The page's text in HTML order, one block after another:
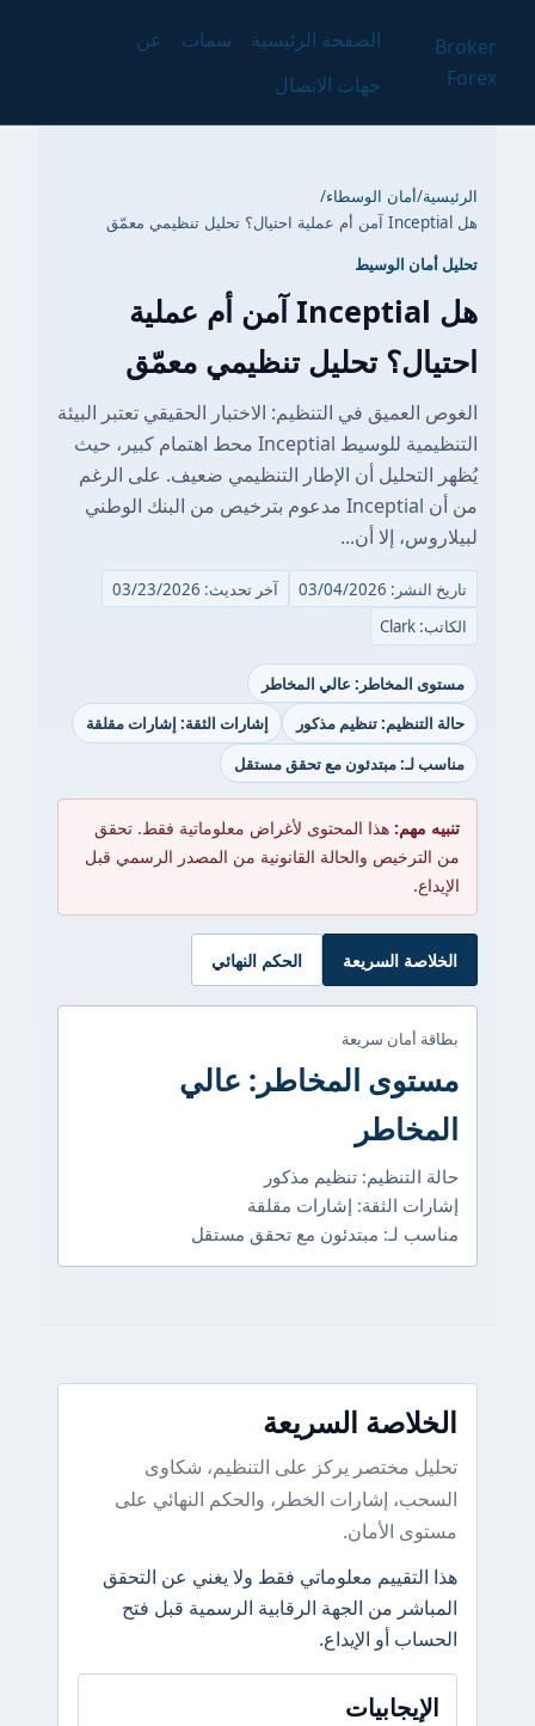
Broker
Forex
الصفحة الرئيسية سمات
عن
جهات الاتصال
الرئيسية/أمان الوسطاء/
هل Inceptial آمن أم عملية احتيال؟ تحليل تنظيمي معمّق
تحليل أمان الوسيط
هل Inceptial آمن أم عملية
احتيال؟ تحليل تنظيمي معمّق
الغوص العميق في التنظيم: الاختبار الحقيقي تعتبر البيئة
التنظيمية للوسيط Inceptial محط اهتمام كبير، حيث
يُظهر التحليل أن الإطار التنظيمي ضعيف. على الرغم
من أن Inceptial مدعوم بترخيص من البنك الوطني
لبيلاروس، إلا أن...
تاريخ النشر: 03/04/2026
آخر تحديث: 03/23/2026
الكاتب: Clark
مستوى المخاطر: عالي المخاطر
حالة التنظيم: تنظيم مذكور
إشارات الثقة: إشارات مقلقة
مناسب لـ: مبتدئون مع تحقق مستقل
تنبيه مهم: هذا المحتوى لأغراض معلوماتية فقط. تحقق
من الترخيص والحالة القانونية من المصدر الرسمي قبل
الإيداع.
الخلاصة السريعة الحكم النهائي
بطاقة أمان سريعة
مستوى المخاطر: عالي
المخاطر
حالة التنظيم: تنظيم مذكور
إشارات الثقة: إشارات مقلقة
مناسب لـ: مبتدئون مع تحقق مستقل
الخلاصة السريعة
تحليل مختصر يركز على التنظيم، شكاوى
السحب، إشارات الخطر، والحكم النهائي على
مستوى الأمان.
هذا التقييم معلوماتي فقط ولا يغني عن التحقق
المباشر من الجهة الرقابية الرسمية قبل فتح
الحساب أو الإيداع.
الإيجابيات